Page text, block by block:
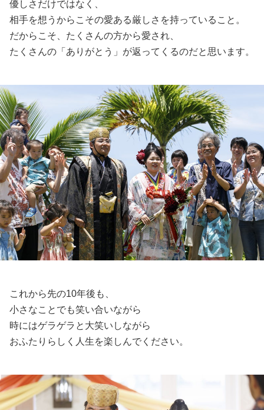
優しさだけではなく、
相手を想うからこその愛ある厳しさを持っていること。
だからこそ、たくさんの方から愛され、
たくさんの「ありがとう」が返ってくるのだと思います。
これから先の10年後も、
小さなことでも笑い合いながら
時にはゲラゲラと大笑いしながら
おふたりらしく人生を楽しんでください。